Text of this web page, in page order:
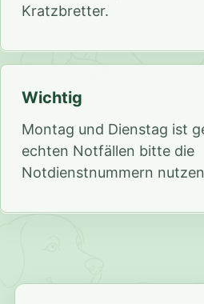
Kratzbretter.
Wichtig
Montag und Dienstag ist
echten Notfällen bitte die
Notdienstnummern